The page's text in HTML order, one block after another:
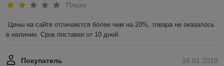
Плохо
Цены на сайте отличаются более чем на 20%, товара не оказалось
в наличии. Срок поставки от 10 дней.
16.01.2019
Покупатель